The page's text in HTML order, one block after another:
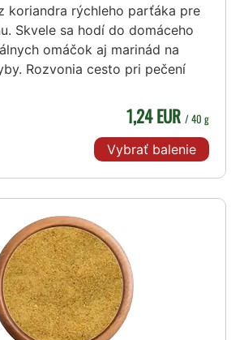
koriandra rýchleho parťáka pre
Skvele sa hodí do domáceho
omáčok aj marinád na
Rozvonia cesto pri pečení
1,24 EUR / 40 g
Vybrať balenie